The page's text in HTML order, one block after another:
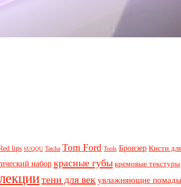
lips SUQQU Tatcha Tom Ford Tools Бронзер Кисти
набор красные губы кремовые текстуры
тени для век увлажняющие помады